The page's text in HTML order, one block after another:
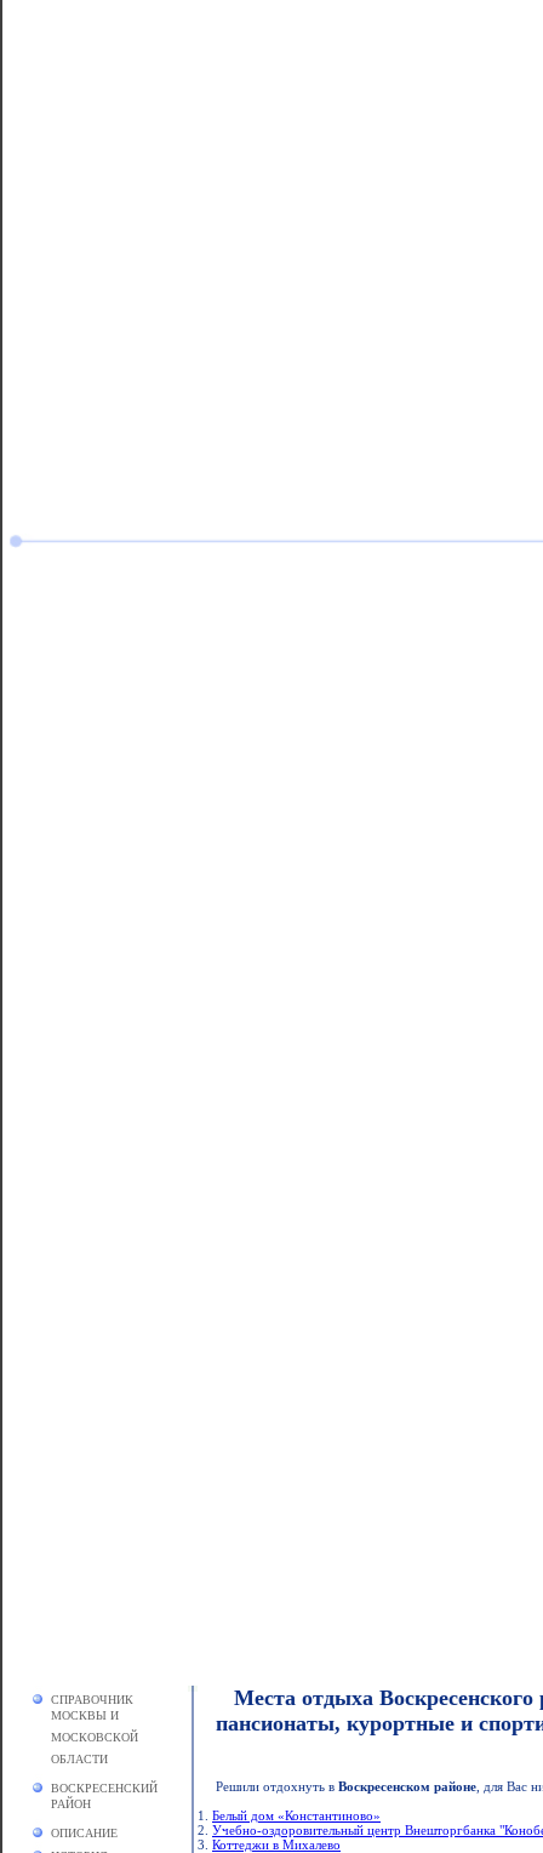
СПРАВОЧНИК
МОСКВЫ И
МОСКОВСКОЙ
ОБЛАСТИ
ВОСКРЕСЕНСКИЙ
РАЙОН
ОПИСАНИЕ
Места отдыха
пансионаты, курортные и
Решили отдохнуть в Воскресенском районе , для Вас
1. Белый дом «Константиново»
2. Учебно-оздоровительный центр Внешторгбанка
3. Коттеджи в Михалево